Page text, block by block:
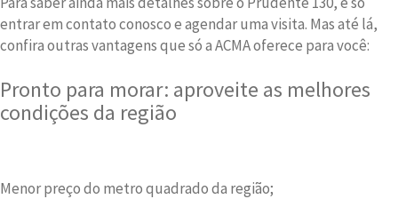
entrar em contato conosco e agendar uma visita. Mas até lá,
confira outras vantagens que só a ACMA oferece para você:
Pronto para morar: aproveite as melhores
condições da região
Menor preço do metro quadrado da região;